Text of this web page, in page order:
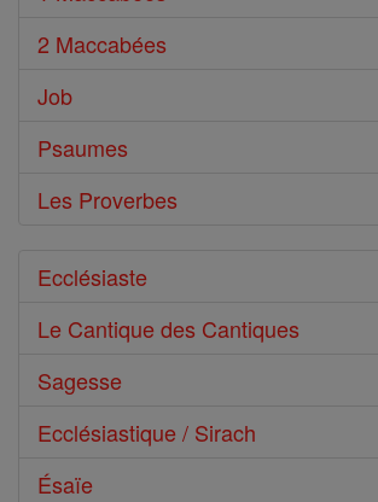
2 Maccabées
Job
Psaumes
Les Proverbes
Ecclésiaste
Le Cantique des Cantiques
Sagesse
Ecclésiastique / Sirach
Ésaïe